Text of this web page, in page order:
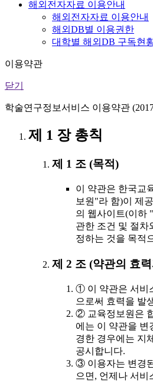
해외전자자료 이용안내
해외전자자료 이용안내
해외DB별 이용권한
대학별 해외DB 구독현
이용약관
닫기
학술연구정보서비스 이용약관
제 1 장 총칙
제 1 조 (목적)
이 약관은 한국교
보원"라 함)이 제
의 웹사이트(이하
관한 조건 및 절차
정하는 것을 목적
제 2 조 (약관의 효
① 이 약관은 서비
으로써 효력을 발
② 교육정보원은
에는 이 약관을 변
경한 경우에는 지
공시합니다.
③ 이용자는 변경
으면, 언제나 서비